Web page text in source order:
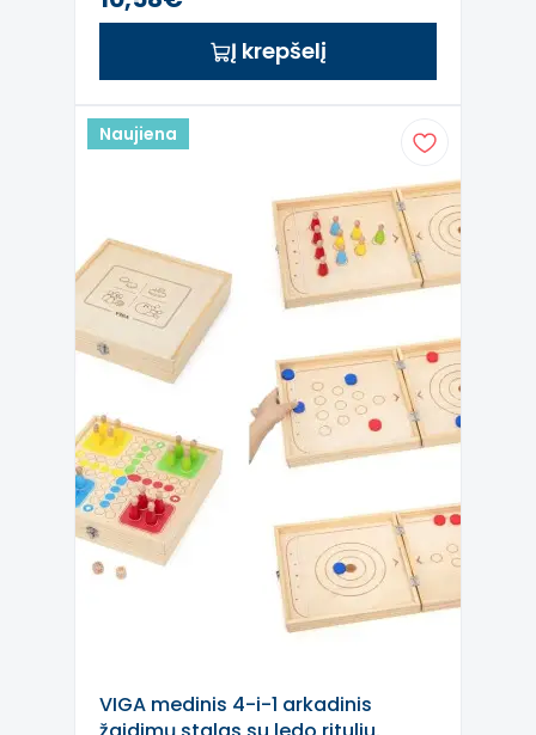
Į krepšelį
Naujiena
VIGA medinis 4-i-1 arkadinis